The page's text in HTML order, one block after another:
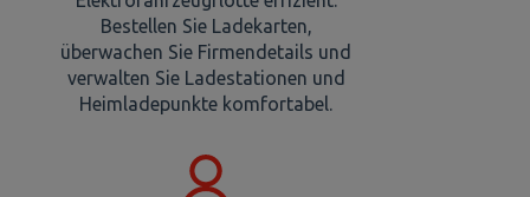
Bestellen Sie Ladekarten,
überwachen Sie Firmendetails und
verwalten Sie Ladestationen und
Heimladepunkte komfortabel.